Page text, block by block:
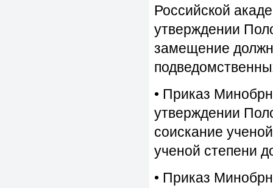
Российской
утверждении
замещение
• Приказ
утверждении
соискание
ученой степени
• Приказ